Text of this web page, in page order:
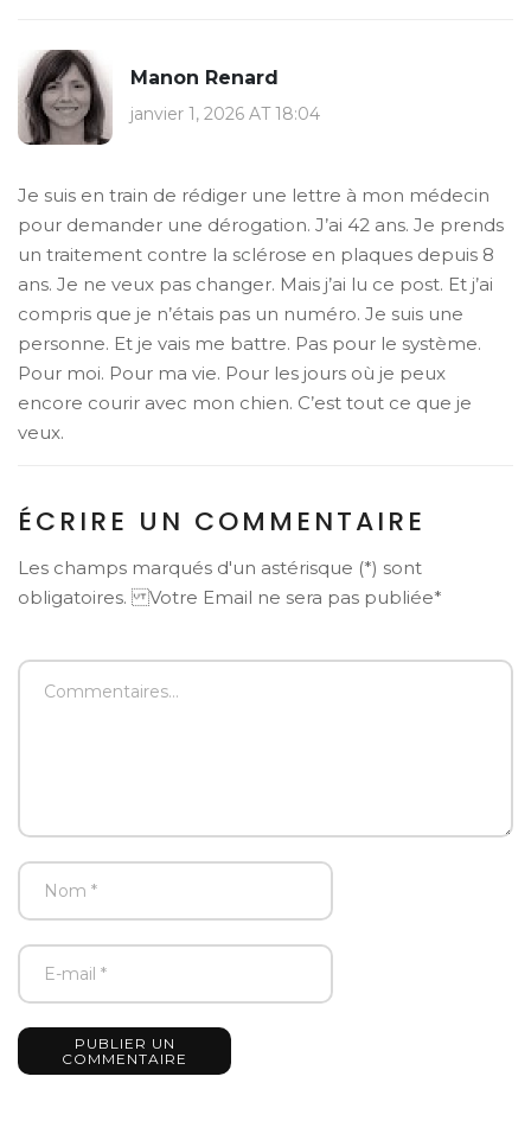
Manon Renard
janvier 1, 2026 AT 18:04
Je suis en train de rédiger une lettre à mon médecin
pour demander une dérogation. J’ai 42 ans. Je prends
un traitement contre la sclérose en plaques depuis 8
ans. Je ne veux pas changer. Mais j’ai lu ce post. Et j’ai
compris que je n’étais pas un numéro. Je suis une
personne. Et je vais me battre. Pas pour le système.
Pour moi. Pour ma vie. Pour les jours où je peux
encore courir avec mon chien. C’est tout ce que je
veux.
ÉCRIRE UN COMMENTAIRE
Les champs marqués d'un astérisque (*) sont
obligatoires. Votre Email ne sera pas publiée*
PUBLIER UN
COMMENTAIRE